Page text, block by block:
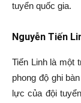
tuyển quốc gia.
Nguyễn Tiến
Tiến Linh là một
phong độ ghi
lực của đội